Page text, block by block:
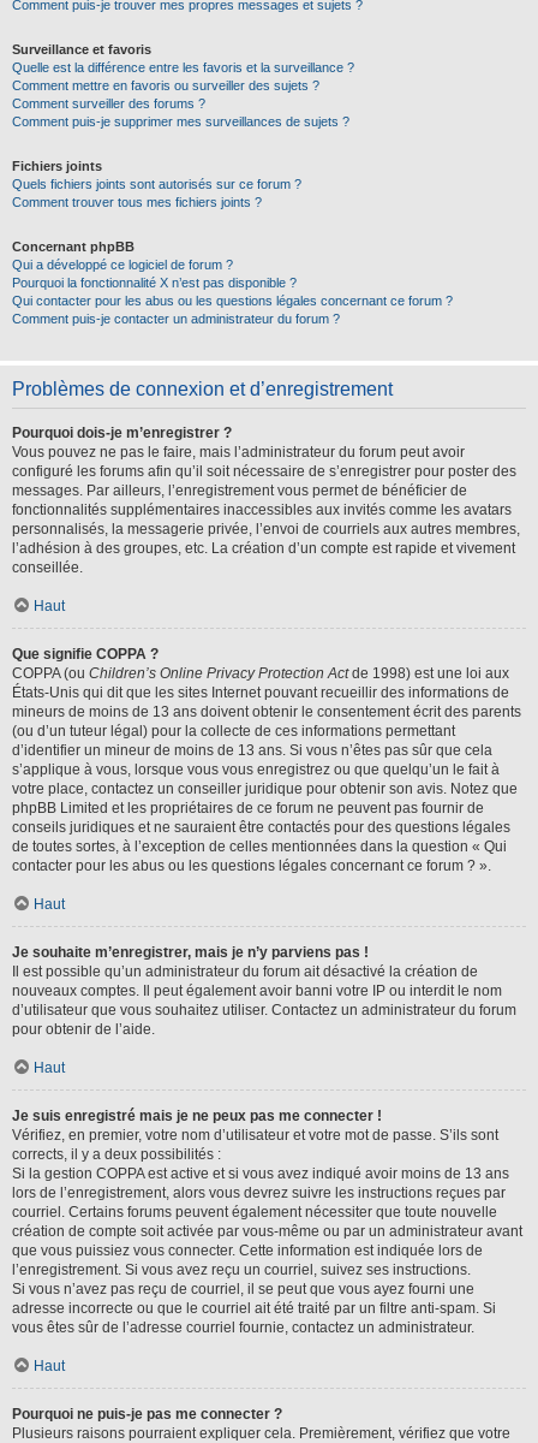
Comment puis-je trouver mes propres messages et sujets ?
Surveillance et favoris
Quelle est la différence entre les favoris et la surveillance ?
Comment mettre en favoris ou surveiller des sujets ?
Comment surveiller des forums ?
Comment puis-je supprimer mes surveillances de sujets ?
Fichiers joints
Quels fichiers joints sont autorisés sur ce forum ?
Comment trouver tous mes fichiers joints ?
Concernant phpBB
Qui a développé ce logiciel de forum ?
Pourquoi la fonctionnalité X n’est pas disponible ?
Qui contacter pour les abus ou les questions légales concernant ce forum ?
Comment puis-je contacter un administrateur du forum ?
Problèmes de connexion et d’enregistrement
Pourquoi dois-je m’enregistrer ?
Vous pouvez ne pas le faire, mais l’administrateur du forum peut avoir
configuré les forums afin qu’il soit nécessaire de s’enregistrer pour poster des
messages. Par ailleurs, l’enregistrement vous permet de bénéficier de
fonctionnalités supplémentaires inaccessibles aux invités comme les avatars
personnalisés, la messagerie privée, l’envoi de courriels aux autres membres,
l’adhésion à des groupes, etc. La création d’un compte est rapide et vivement
conseillée.
Haut
Que signifie COPPA ?
COPPA (ou Children’s Online Privacy Protection Actde 1998) est une loi aux
États-Unis qui dit que les sites Internet pouvant recueillir des informations de
mineurs de moins de 13 ans doivent obtenir le consentement écrit des parents
(ou d’un tuteur légal) pour la collecte de ces informations permettant
d’identifier un mineur de moins de 13 ans. Si vous n’êtes pas sûr que cela
s’applique à vous, lorsque vous vous enregistrez ou que quelqu’un le fait à
votre place, contactez un conseiller juridique pour obtenir son avis. Notez que
phpBB Limited et les propriétaires de ce forum ne peuvent pas fournir de
conseils juridiques et ne sauraient être contactés pour des questions légales
de toutes sortes, à l’exception de celles mentionnées dans la question « Qui
contacter pour les abus ou les questions légales concernant ce forum ? ».
Haut
Je souhaite m’enregistrer, mais je n’y parviens pas !
Il est possible qu’un administrateur du forum ait désactivé la création de
nouveaux comptes. Il peut également avoir banni votre IP ou interdit le nom
d’utilisateur que vous souhaitez utiliser. Contactez un administrateur du forum
pour obtenir de l’aide.
Haut
Je suis enregistré mais je ne peux pas me connecter !
Vérifiez, en premier, votre nom d’utilisateur et votre mot de passe. S’ils sont
corrects, il y a deux possibilités :
Si la gestion COPPA est active et si vous avez indiqué avoir moins de 13 ans
lors de l’enregistrement, alors vous devrez suivre les instructions reçues par
courriel. Certains forums peuvent également nécessiter que toute nouvelle
création de compte soit activée par vous-même ou par un administrateur avant
que vous puissiez vous connecter. Cette information est indiquée lors de
l’enregistrement. Si vous avez reçu un courriel, suivez ses instructions.
Si vous n’avez pas reçu de courriel, il se peut que vous ayez fourni une
adresse incorrecte ou que le courriel ait été traité par un filtre anti-spam. Si
vous êtes sûr de l’adresse courriel fournie, contactez un administrateur.
Haut
Pourquoi ne puis-je pas me connecter ?
Plusieurs raisons pourraient expliquer cela. Premièrement, vérifiez que votre